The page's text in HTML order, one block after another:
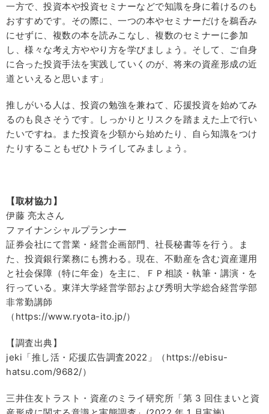
一方で、投資本や投資セミナーなどで知識を身に着けるのも
おすすめです。その際に、一つの本やセミナーだけを鵜呑み
にせずに、複数の本を読みこなし、複数のセミナーに参加
し、様々な考え方ややり方を学びましょう。そして、ご自身
に合った投資手法を実践していくのが、将来の資産形成の近
道といえると思います」
推しがいる人は、投資の勉強を兼ねて、応援投資を始めてみ
るのも良さそうです。しっかりとリスクを踏まえた上で行い
たいですね。また投資を少額から始めたり、自ら知識をつけ
たりすることもぜひトライしてみましょう。
【取材協力】
伊藤 亮太さん
ファイナンシャルプランナー
証券会社にて営業・経営企画部門、社長秘書等を行う。ま
た、投資銀行業務にも携わる。現在、不動産を含む資産運用
と社会保障（特に年金）を主に、ＦＰ相談・執筆・講演・を
行っている。東洋大学経営学部および秀明大学総合経営学部
非常勤講師
（https://www.ryota-ito.jp/）
【調査出典】
jeki「推し活・応援広告調査2022」（https://ebisu-
hatsu.com/9682/）
三井住友トラスト・資産のミライ研究所「第 3 回住まいと資